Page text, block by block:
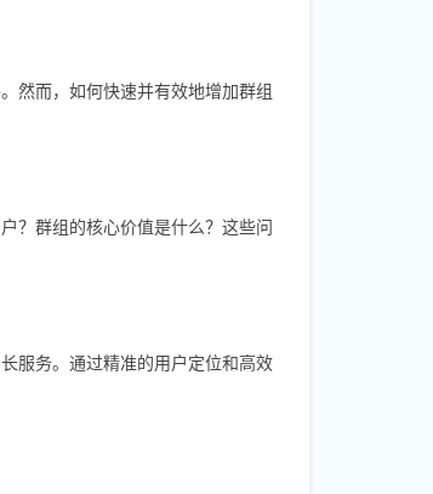
然而，如何快速并有效地增加群组
？群组的核心价值是什么？这些问
服务。通过精准的用户定位和高效